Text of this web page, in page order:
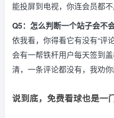
能投屏到电视，你连会员都不
Q5：怎么判断一个站子会不
依我看，你得看它有没有“评
会有一帮铁杆用户每天签到
清，一条评论都没有，我劝你
说到底，免费看球也是一